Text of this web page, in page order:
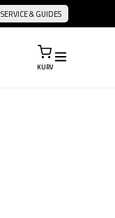
SERVICE & GUIDES
KURV